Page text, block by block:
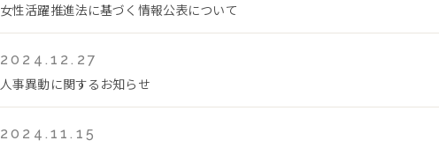
女性活躍推進法に基づく情報公表について
2024.12.27
人事異動に関するお知らせ
2024.11.15